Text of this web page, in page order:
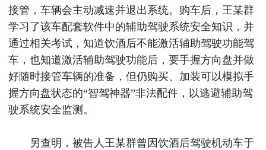
接管，车辆会主动减速并退出系统。购车后，王某群
学习了该车配套软件中的辅助驾驶系统安全知识，并
通过相关考试，知道饮酒后不能激活辅助驾驶功能驾
车，也知道激活辅助驾驶功能后，要手握方向盘并做
好随时接管车辆的准备，但仍购买、加装可以模拟手
握方向盘状态的“智驾神器”非法配件，以逃避辅助驾
驶系统安全监测。
另查明，被告人王某群曾因饮酒后驾驶机动车于